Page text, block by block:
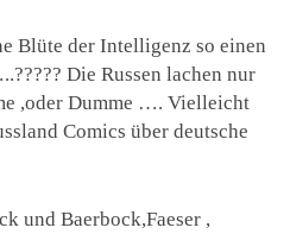
Blüte der Intelligenz so einen
Die Russen lachen nur
,oder Dumme …. Vielleicht
Comics über deutsche
und Baerbock,Faeser ,